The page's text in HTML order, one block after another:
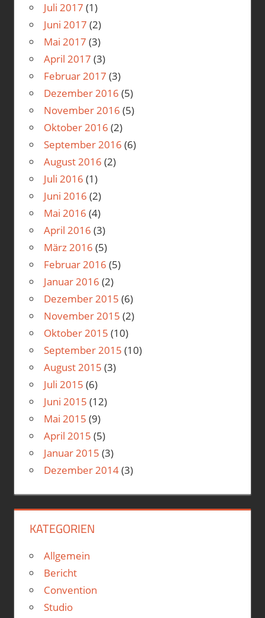
Juli 2017 (1)
Juni 2017 (2)
Mai 2017 (3)
April 2017 (3)
Februar 2017 (3)
Dezember 2016 (5)
November 2016 (5)
Oktober 2016 (2)
September 2016 (6)
August 2016 (2)
Juli 2016 (1)
Juni 2016 (2)
Mai 2016 (4)
April 2016 (3)
März 2016 (5)
Februar 2016 (5)
Januar 2016 (2)
Dezember 2015 (6)
November 2015 (2)
Oktober 2015 (10)
September 2015 (10)
August 2015 (3)
Juli 2015 (6)
Juni 2015 (12)
Mai 2015 (9)
April 2015 (5)
Januar 2015 (3)
Dezember 2014(3)
KATEGORIEN
Allgemein
Bericht
Convention
Studio